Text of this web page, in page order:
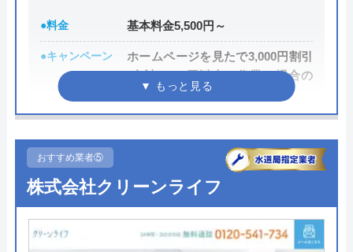
運営会社 有限会社テック
代表者 妹尾順子
創業・設立 33939
鳥取県米子市一部162-2
対応エリア
米子市、境港市、日吉津、伯耆町、南
部町、大山町、他周辺市町村
●料金 基本料金5,500円～
●キャンペーン
ホームページを見たで3,000円割引
(合計8,000円以上の作業の場合の
●受付時間
●定休日 年中無休
●出張見積もり 見積もり・出張費無料
●支払い方法 現金支払、銀行振込、PayPay、ク
おすすめ業者⑤
株式会社クリーンライフ